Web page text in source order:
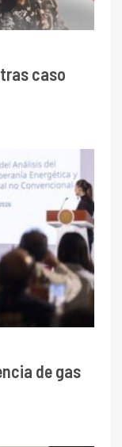
caso
de gas